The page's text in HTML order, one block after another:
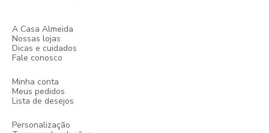
A Casa Almeida
Nossas lojas
Dicas e cuidados
Fale conosco
Minha conta
Meus pedidos
Lista de desejos
Personalização